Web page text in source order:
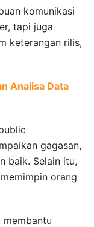
komunikasi
tapi juga
keterangan rilis,
Analisa Data
gagasan,
baik. Selain itu,
orang
membantu